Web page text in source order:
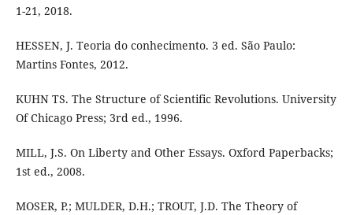
1-21, 2018.
HESSEN, J. Teoria do conhecimento. 3 ed. São Paulo:
Martins Fontes, 2012.
KUHN TS. The Structure of Scientific Revolutions. University
Of Chicago Press; 3rd ed., 1996.
MILL, J.S. On Liberty and Other Essays. Oxford Paperbacks;
1st ed., 2008.
MOSER, P.; MULDER, D.H.; TROUT, J.D. The Theory of